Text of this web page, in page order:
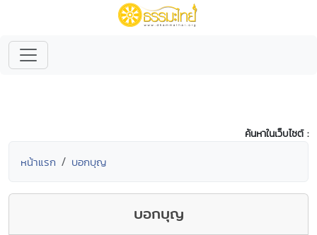
ค้นหาในเว็บไซต์ :
หน้าแรก บอกบุญ
บอกบุญ